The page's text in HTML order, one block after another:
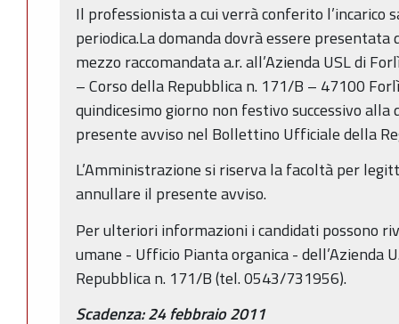
Il professionista a cui verrà conferito l’incarico
periodica.La domanda dovrà essere
mezzo raccomandata a.r. all’Azienda USL di
– Corso della Repubblica n. 171/B – 47100
quindicesimo giorno non festivo successivo
presente avviso nel Bollettino Ufficiale della
L’Amministrazione si riserva la facoltà per
annullare il presente avviso.
Per ulteriori informazioni i candidati possono
umane - Ufficio Pianta organica - dell’Azienda
Repubblica n. 171/B (tel. 0543/731956).
Scadenza: 24 febbraio 2011